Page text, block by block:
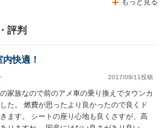
もっと見る
評判
快適！
2017/09/11投稿
家族なので前のアメ車の乗り換えでタウンカ
た。 燃費が思ったより良かったので良くド
ます。 シートの座り心地も良くさすが、高